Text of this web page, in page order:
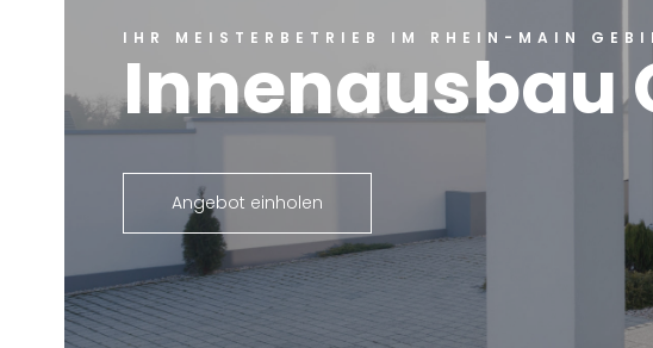
IHR MEISTERBETRIEB IM RHEIN-MAIN
Innenausbau
Angebot einholen